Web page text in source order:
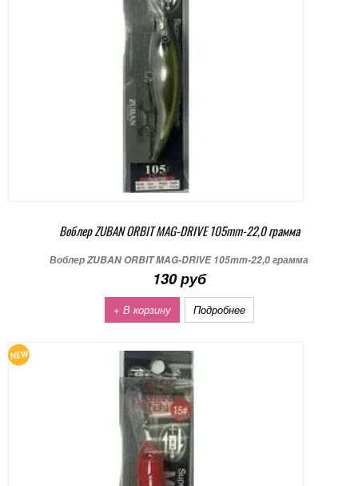
Воблер ZUBAN ORBIT MAG-DRIVE 105mm-22,0 грамма
Воблер ZUBAN ORBIT MAG-DRIVE 105mm-22,0 грамма
130 руб
+ В корзину Подробнее